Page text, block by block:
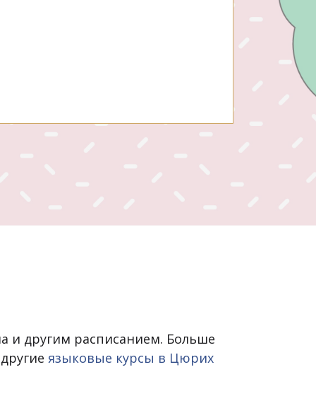
и другим расписанием. Больше
языковые курсы в Цюрих